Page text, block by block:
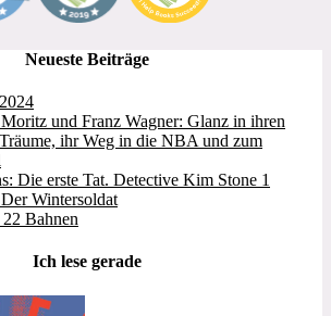
Neueste Beiträge
und Franz Wagner: Glanz in ihren
ihr Weg in die NBA und zum
Die erste Tat. Detective Kim Stone 1
Wintersoldat
Bahnen
Ich lese gerade